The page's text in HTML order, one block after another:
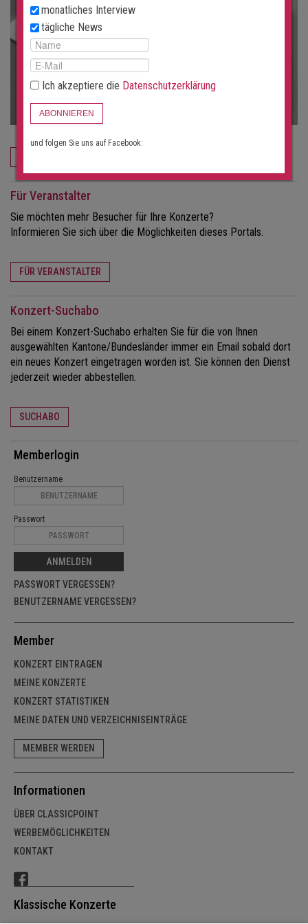
Für Veranstalter
Sie möchten mehr Besucher für Ihre Konzerte?
Informieren Sie sich über die Möglichkeiten dieses Portals.
FÜR VERANSTALTER
Konzert-Suchabo
Bei einem Konzert-Suchabo erhalten Sie für die von Ihnen
ausgewählten Kantone/Bundesländer immer ein Email sobald dort
ein neues Konzert eingetragen worden ist. Sie können den Dienst
jederzeit wieder abbestellen.
SUCHABO
Memberlogin
Benutzername
Passwort
ANMELDEN
PASSWORT VERGESSEN?
BENUTZERNAME VERGESSEN?
Member
KONZERT EINTRAGEN
MEINE KONZERTE
KONZERT STATISTIKEN
MEINE DATEN UND VERZEICHNISEINTRÄGE
MEMBER WERDEN
Informationen
ÜBER CLASSICPOINT
WERBEMÖGLICHKEITEN
KONTAKT
Klassische Konzerte
monatliches Interview
tägliche News
Ich akzeptiere die Datenschutzerklärung
ABONNIEREN
und folgen Sie uns auf Facebook: